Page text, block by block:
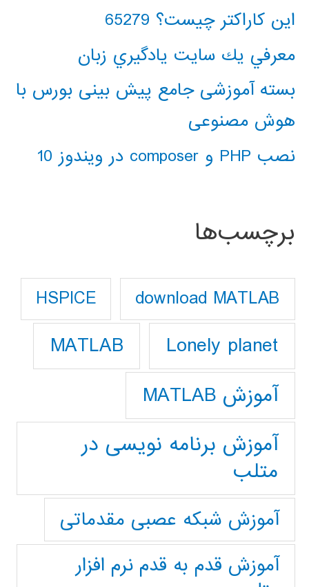
این کاراکتر چیست؟ 65279
معرفي يك سايت يادگيري زبان
بسته آموزشی جامع پیش بینی بورس با
هوش مصنوعی
نصب PHP و composer در ویندوز 10
برچسب‌ها
download MATLAB
HSPICE
Lonely planet
MATLAB
آموزش MATLAB
آموزش برنامه نویسی در
متلب
آموزش شبکه عصبی مقدماتی
آموزش قدم به قدم نرم افزار